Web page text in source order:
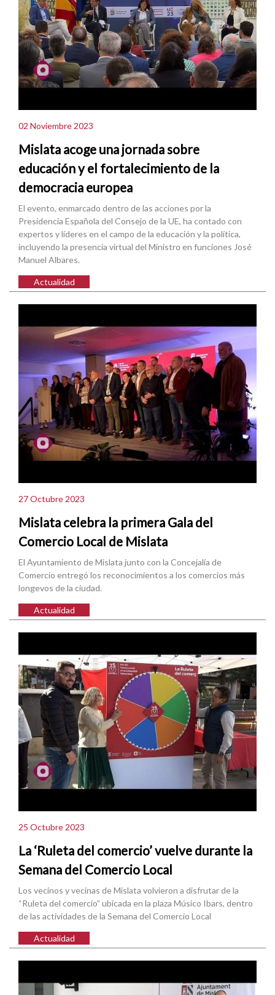
02 Noviembre 2023
Mislata acoge una jornada sobre
educación y el fortalecimiento de la
democracia europea
El evento, enmarcado dentro de las acciones por la
Presidencia Española del Consejo de la UE, ha contado con
expertos y líderes en el campo de la educación y la política,
incluyendo la presencia virtual del Ministro en funciones José
Manuel Albares.
Actualidad
27 Octubre 2023
Mislata celebra la primera Gala del
Comercio Local de Mislata
El Ayuntamiento de Mislata junto con la Concejalía de
Comercio entregó los reconocimientos a los comercios más
longevos de la ciudad.
Actualidad
25 Octubre 2023
La ‘Ruleta del comercio’ vuelve durante la
Semana del Comercio Local
Los vecinos y vecinas de Mislata volvieron a disfrutar de la
“Ruleta del comercio” ubicada en la plaza Músico Ibars, dentro
de las actividades de la Semana del Comercio Local
Actualidad